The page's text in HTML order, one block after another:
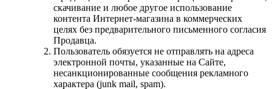
скачивание и любое другое использование
контента Интернет-магазина в коммерческих
целях без предварительного письменного согласия
Продавца.
Пользователь обязуется не отправлять на адреса
электронной почты, указанные на Сайте,
несанкционированные сообщения рекламного
характера (junk mail, spam).